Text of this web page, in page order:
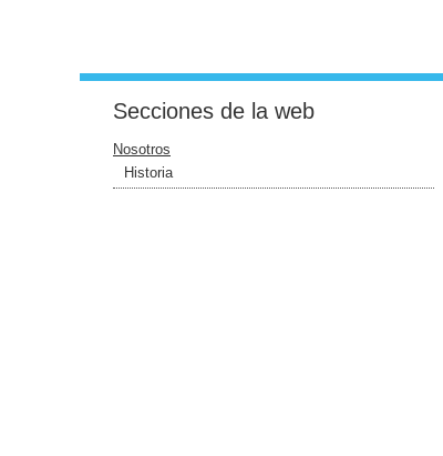
Secciones de la web
Nosotros
Historia